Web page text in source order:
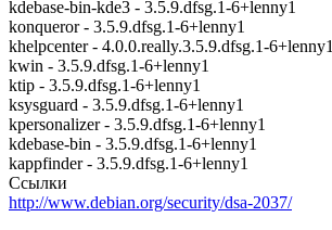
kdebase-bin-kde3 - 3.5.9.dfsg.1-6+lenny1
konqueror - 3.5.9.dfsg.1-6+lenny1
khelpcenter - 4.0.0.really.3.5.9.dfsg.1-6+lenny1
kwin - 3.5.9.dfsg.1-6+lenny1
ktip - 3.5.9.dfsg.1-6+lenny1
ksysguard - 3.5.9.dfsg.1-6+lenny1
kpersonalizer - 3.5.9.dfsg.1-6+lenny1
kdebase-bin - 3.5.9.dfsg.1-6+lenny1
kappfinder - 3.5.9.dfsg.1-6+lenny1
Ссылки
http://www.debian.org/security/dsa-2037/